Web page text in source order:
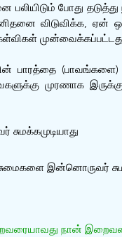
போது
விடுவிக்க, ஏன்
பாரத்தை (பாவங்களை)
முரணாக
இன்னொருவர்
நான்